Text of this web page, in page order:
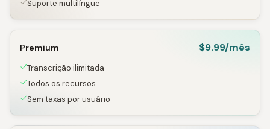
Suporte multilíngue
Premium $9.99/mês
Transcrição ilimitada
Todos os recursos
Sem taxas por usuário